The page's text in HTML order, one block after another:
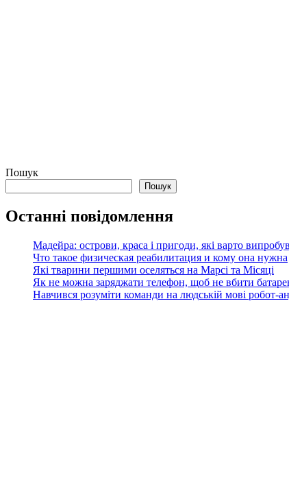
Пошук
Пошук
Останні повідомлення
Мадейра: острови, краса і пригоди, які варто
Что такое физическая реабилитация и кому она нужна
Які тварини першими оселяться на Марсі та Місяці
Як не можна заряджати телефон, щоб не вбити
Навчився розуміти команди на людській мові робот-